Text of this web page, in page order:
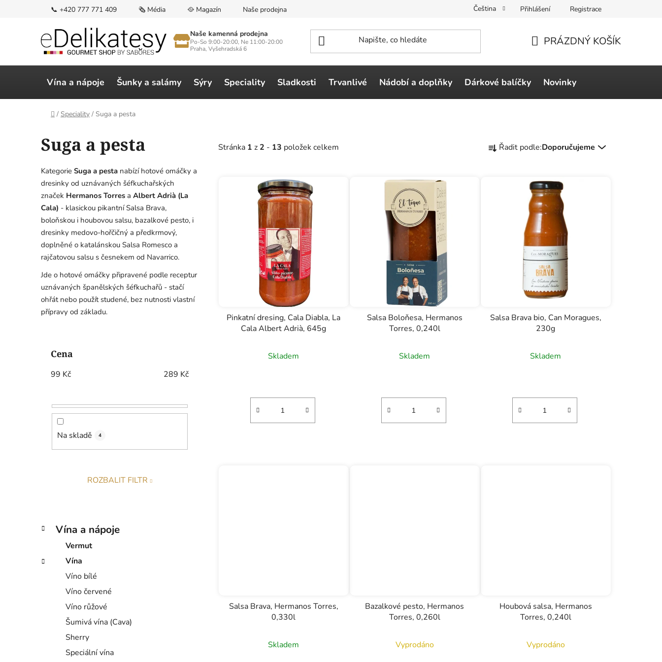
📞 +420 777 771 409 🗞️ Média 🥘 Magazín Naše prodejna Čeština Přihlášení Registrace
Naše kamenná prodejna
Po-So 9:00-20:00, Ne 11:00-20:00
Praha, Vyšehradská 6
KOŠÍK
PRÁZDNÝ KOŠÍK
Vína a nápoje Šunky a salámy Sýry Speciality Sladkosti Trvanlivé Nádobí a doplňky Dárkové balíčky Novinky
Domů
/ Speciality / Suga a pesta
Suga a pesta
Kategorie Suga a pesta nabízí hotové omáčky a
dresinky od uznávaných šéfkuchařských
značek Hermanos Torres a Albert Adrià (La
Cala) - klasickou pikantní Salsa Brava,
boloňskou i houbovou salsu, bazalkové pesto, i
dresinky medovo-hořčičný a předkrmový,
doplněné o katalánskou Salsa Romesco a
rajčatovou salsu s česnekem od Navarrico.
Jde o hotové omáčky připravené podle receptur
uznávaných španělských šéfkuchařů - stačí
ohřát nebo použít studené, bez nutnosti vlastní
přípravy od základu.
Cena
99 Kč 289 Kč
Na skladě 4
ROZBALIT FILTR
Přeskočit
kategorie
K
e
g
Vína a nápoje
Vermut
Vína
Víno bílé
Víno červené
Víno růžové
Šumivá vína (Cava)
Sherry
Speciální vína
Stránka 1 z 2 - 13 položek celkem a Řadit podle:Doporučujeme
Pinkatní dresing, Cala Diabla, La
Cala Albert Adrià, 645g
Skladem
Salsa Boloňesa, Hermanos
Torres, 0,240l
Skladem
Salsa Brava bio, Can Moragues,
230g
Skladem
Salsa Brava, Hermanos Torres,
0,330l
Skladem
Bazalkové pesto, Hermanos
Torres, 0,260l
Vyprodáno
Houbová salsa, Hermanos
Torres, 0,240l
Vyprodáno